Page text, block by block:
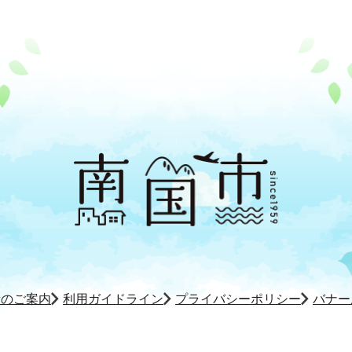
ご案内 利用ガイドライン プライバシーポリシー バナ